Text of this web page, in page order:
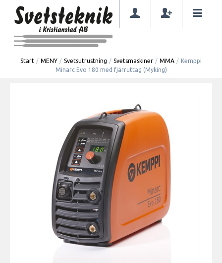
Start / MENY / Svetsutrustning / Svetsmaskiner / MMA / Kemppi
Minarc Evo 180 med fjärruttag (Myking)